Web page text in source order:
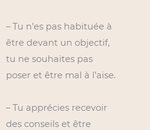
– Tu n’es pas habituée à
être devant un objectif,
tu ne souhaites pas
poser et être mal à l’aise.
– Tu apprécies recevoir
des conseils et être